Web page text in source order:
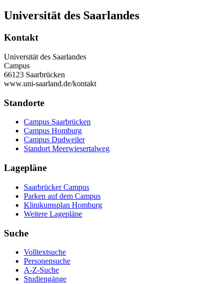
Universität des Saarlandes
Kontakt
Universität des Saarlandes
Campus
66123 Saarbrücken
www.uni-saarland.de/kontakt
Standorte
Campus Saarbrücken
Campus Homburg
Campus Dudweiler
Standort Meerwiesertalweg
Lagepläne
Saarbrücker Campus
Parken auf dem Campus
Klinikumsplan Homburg
Weitere Lagepläne
Suche
Volltextsuche
Personensuche
A-Z-Suche
Studiengänge